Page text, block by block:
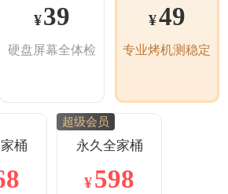
¥39
硬盘屏幕全体检
¥49
专业烤机测稳定
桶
超级会员
永久全家桶
¥598